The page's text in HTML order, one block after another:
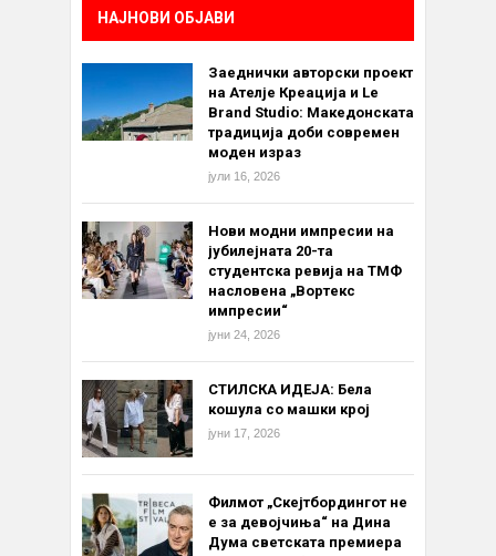
НАЈНОВИ ОБЈАВИ
Заеднички авторски проект
на Ателје Креација и Le
Brand Studio: Македонската
традиција доби современ
моден израз
јули 16, 2026
Нови модни импресии на
јубилејната 20-та
студентска ревија на ТМФ
насловена „Вортекс
импресии“
јуни 24, 2026
СТИЛСКА ИДЕЈА: Бела
кошула со машки крој
јуни 17, 2026
Филмот „Скејтбордингот не
е за девојчиња“ на Дина
Дума светската премиера